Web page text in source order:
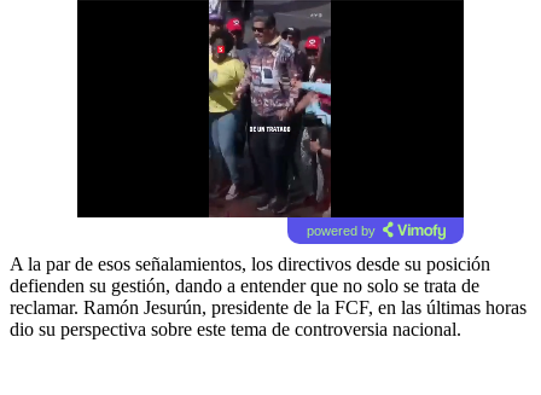
powered by
A la par de esos señalamientos, los directivos desde su posición
defienden su gestión, dando a entender que no solo se trata de
reclamar. Ramón Jesurún, presidente de la FCF, en las últimas horas
dio su perspectiva sobre este tema de controversia nacional.